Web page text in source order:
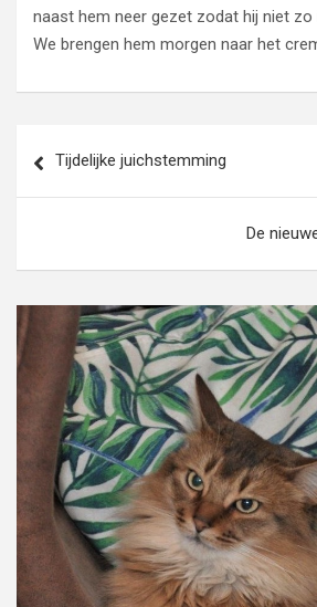
naast hem neer gezet zodat hij niet zo
We brengen hem morgen naar het
navigatie
Tijdelijke juichstemming
De